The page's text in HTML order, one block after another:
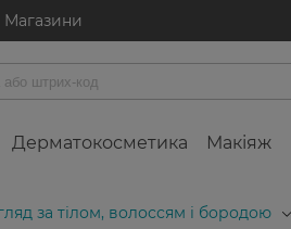
Магазини
Дерматокосметика Макіяж
за тілом, волоссям і бородою